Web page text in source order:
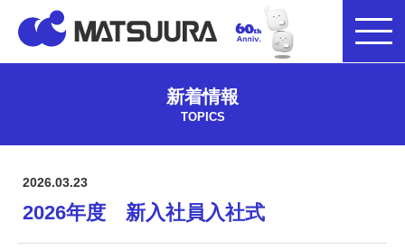
新着情報
TOPICS
2026.03.23
2026年度 新入社員入社式